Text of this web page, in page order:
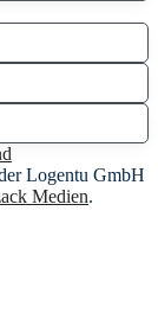
Logentu GmbH
Medien.